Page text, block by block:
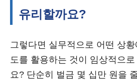
유리할까요?
그렇다면 실무적으로 어떤 상황
도를 활용하는 것이 임상적으
요? 단순히 벌금 몇 십만 원을